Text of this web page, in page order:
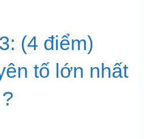
(4 điểm)
tố lớn nhất